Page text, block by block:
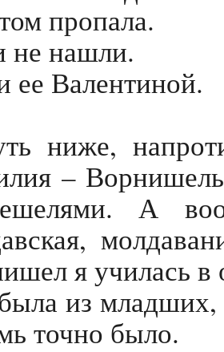
пропала.
не нашли.
ее Валентиной.
ниже,
–
А
я училась в
из младших,
точно было.